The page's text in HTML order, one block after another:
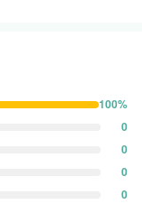
100%
0
0
0
0